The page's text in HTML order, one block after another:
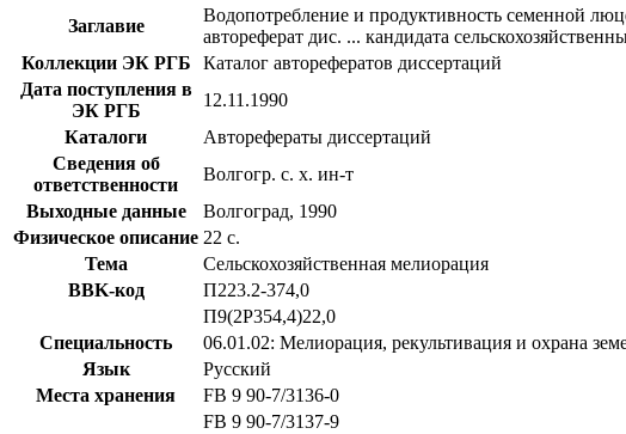
Заглавие
Водопотребление и продуктивность семенной
автореферат дис. ... кандидата
Коллекции ЭК РГБ
Каталог авторефератов диссертаций
Дата поступления в
ЭК РГБ
12.11.1990
Каталоги
Авторефераты диссертаций
Сведения об
ответственности
Волгогр. с. х. ин-т
Выходные данные
Волгоград, 1990
Физическое описание 22 с.
Тема
Сельскохозяйственная мелиорация
BBK-код
П223.2-374,0
П9(2Р354,4)22,0
Специальность
06.01.02: Мелиорация, рекультивация и охрана
Язык
Русский
Места хранения
FB 9 90-7/3136-0
FB 9 90-7/3137-9